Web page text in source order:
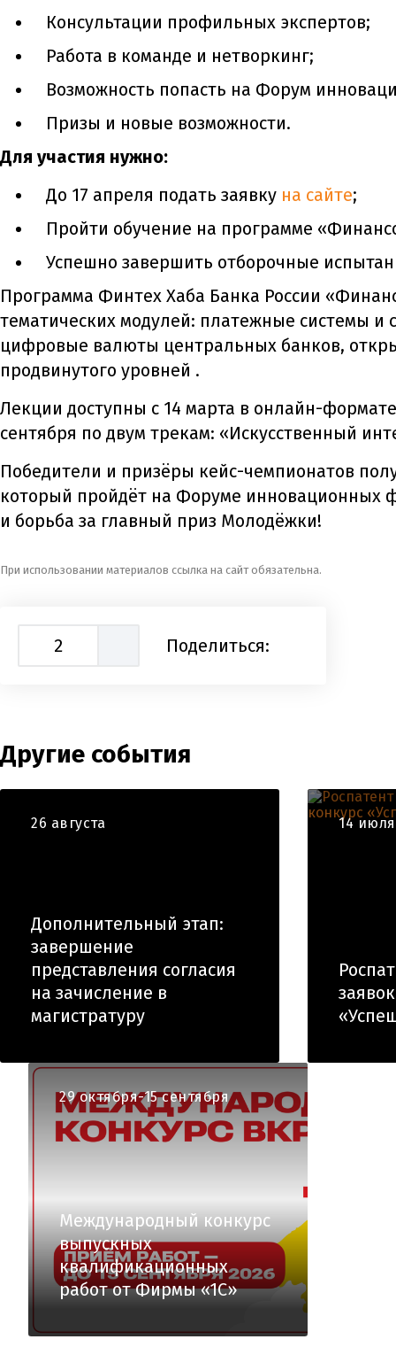
Консультации профильных экспертов;
Работа в команде и нетворкинг;
Возможность попасть на Форум
Призы и новые возможности.
Для участия нужно:
До 17 апреля подать заявку на сайте;
Пройти обучение на программе
Успешно завершить отборочные
Программа Финтех Хаба Банка России
тематических модулей: платежные системы
цифровые валюты центральных банков,
продвинутого уровней .
Лекции доступны с 14 марта в онлайн-
сентября по двум трекам: «Искусственный
Победители и призёры кейс-чемпионатов
который пройдёт на Форуме инновационных
и борьба за главный приз Молодёжки!
При использовании материалов ссылка на сайт обязательна.
2 Поделиться:
Другие события
26 августа
Дополнительный этап:
завершение
представления согласия
на зачисление в
магистратуру
14
29 октября-15 сентября
Международный конкурс
выпускных
квалификационных
работ от Фирмы «1С»